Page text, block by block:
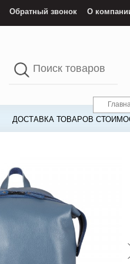
Обратный звонок О
ДОСТАВКА ТОВАРОВ